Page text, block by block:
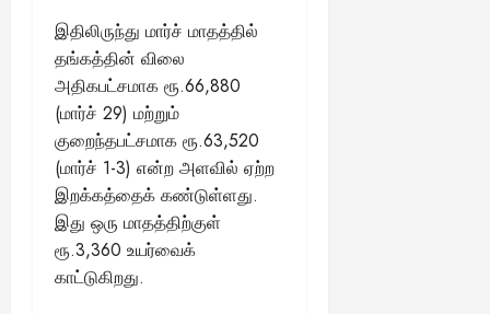
இதிலிருந்து மார்ச் மாதத்தில்
தங்கத்தின் விலை
அதிகபட்சமாக ரூ.66,880
(மார்ச் 29) மற்றும்
குறைந்தபட்சமாக ரூ.63,520
(மார்ச் 1-3) என்ற அளவில் ஏற்ற
இறக்கத்தைக் கண்டுள்ளது.
இது ஒரு மாதத்திற்குள்
ரூ.3,360 உயர்வைக்
காட்டுகிறது.